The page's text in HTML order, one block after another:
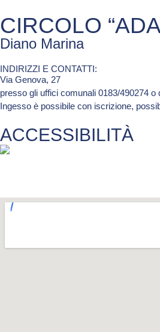
CIRCOLO
Diano Marina
INDIRIZZI E CONTATTI:​
Via Genova, 27
presso gli uffici comunali 0183/490274
Ingesso è possibile con iscrizione,
ACCESSIBILITÀ